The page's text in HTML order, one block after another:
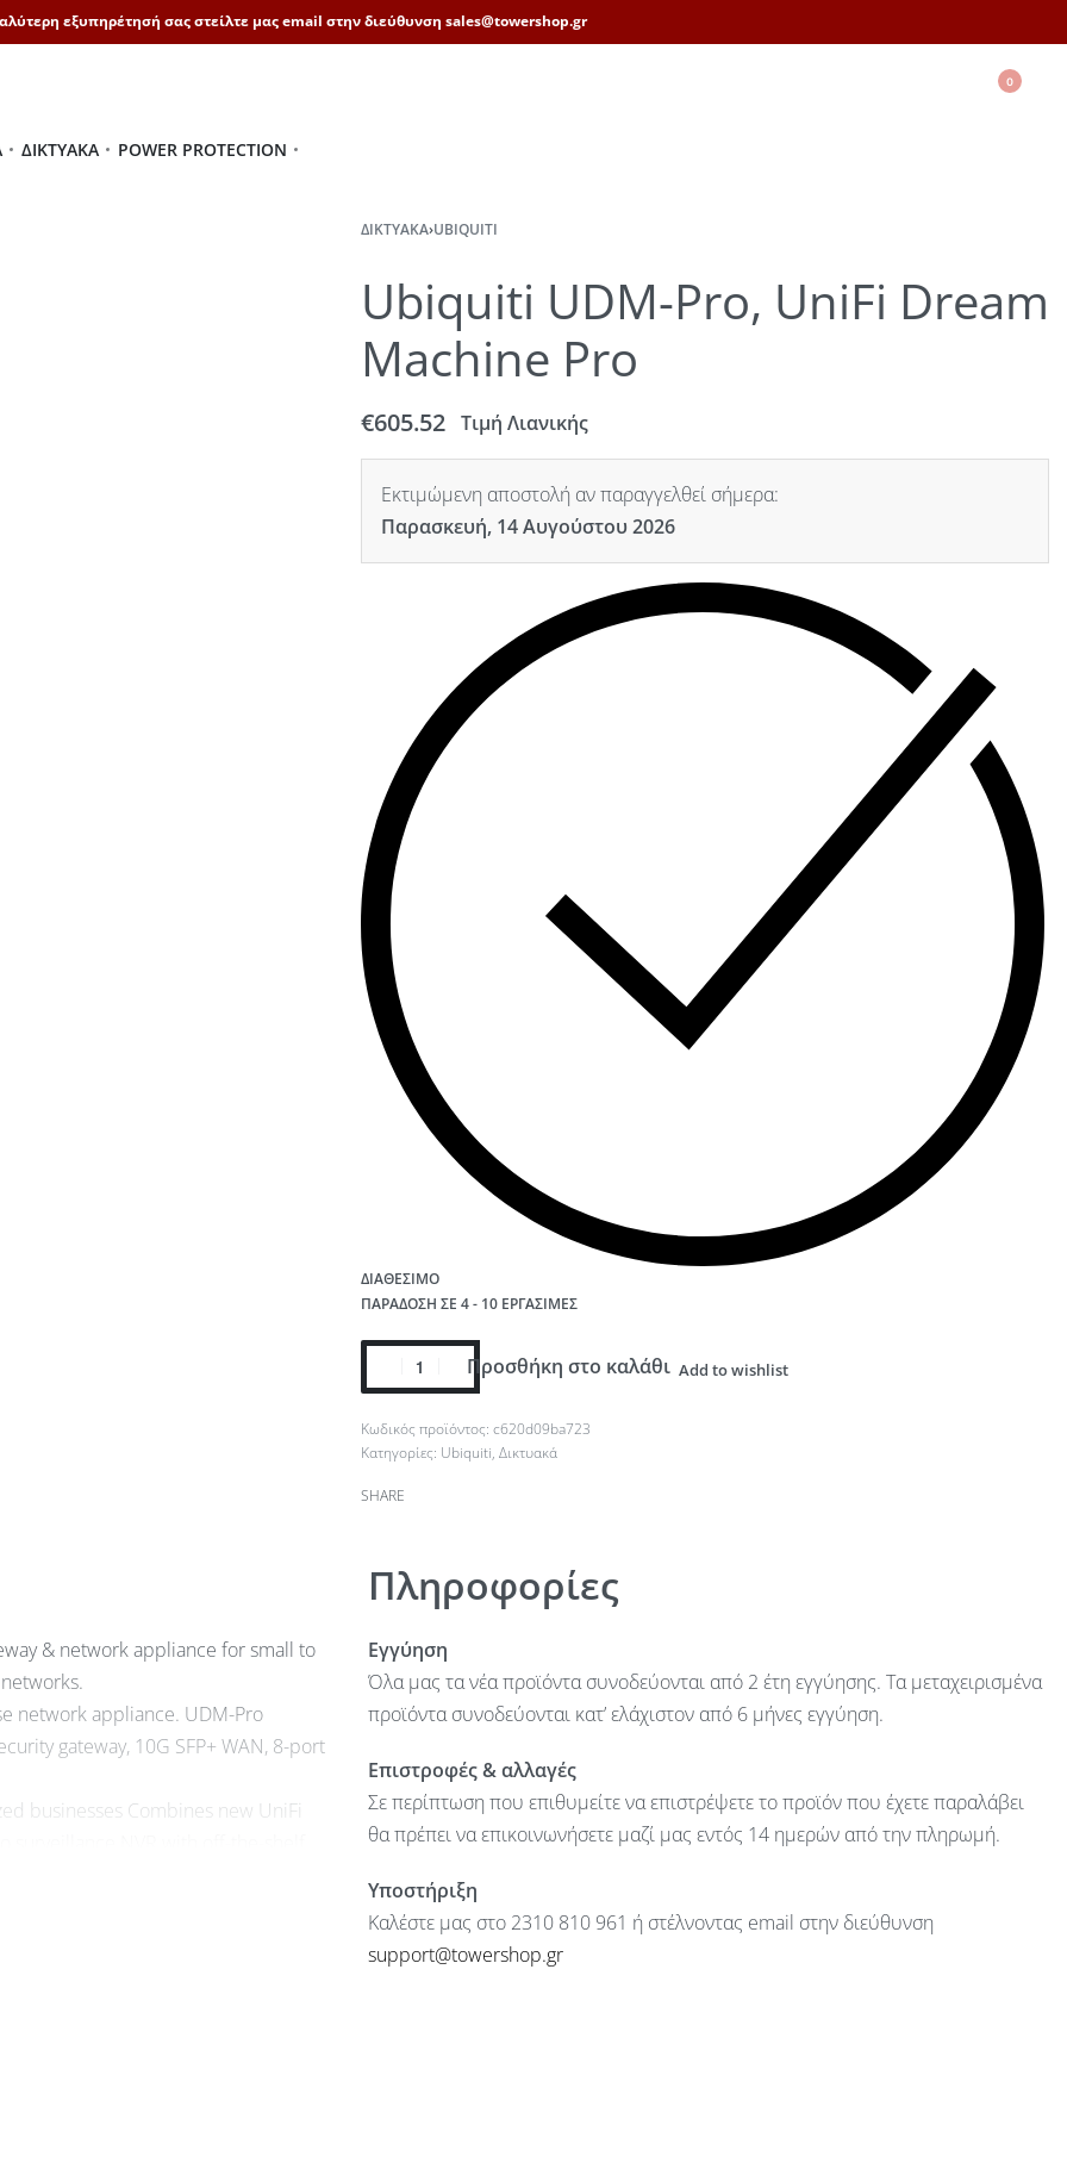
εξυπηρέτησή σας στείλτε μας email στην διεύθυνση sales@towershop.gr
0
ΔΙΚΤΥΑΚΆ POWER PROTECTION
ΔΙΚΤΥΑΚΆ›UBIQUITI
Ubiquiti UDM-Pro, UniFi Dream
Machine Pro
€605.52 Τιμή Λιανικής
Εκτιμώμενη αποστολή αν παραγγελθεί σήμερα:
Παρασκευή, 14 Αυγούστου 2026
ΔΙΑΘΈΣΙΜΟ
ΠΑΡΆΔΟΣΗ ΣΕ 4 - 10 ΕΡΓΆΣΙΜΕΣ
Προσθήκη στο καλάθι Add to wishlist
c620d09ba723
Κατηγορίες: Ubiquiti, Δικτυακά
SHARE
& network appliance for small to
network appliance. UDM-Pro
gateway, 10G SFP+ WAN, 8-port
businesses Combines new UniFi
SFP+ LAN Enterprise-class
Πληροφορίες
Εγγύηση
Όλα μας τα νέα προϊόντα συνοδεύονται από 2 έτη εγγύησης. Τα μεταχειρισμένα
προϊόντα συνοδεύονται κατ’ ελάχιστον από 6 μήνες εγγύηση.
Επιστροφές & αλλαγές
Σε περίπτωση που επιθυμείτε να επιστρέψετε το προϊόν που έχετε παραλάβει
θα πρέπει να επικοινωνήσετε μαζί μας εντός 14 ημερών από την πληρωμή.
Υποστήριξη
Καλέστε μας στο 2310 810 961 ή στέλνοντας email στην διεύθυνση
support@towershop.gr